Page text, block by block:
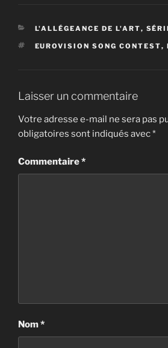
CATÉGORIES
L'ALLÉGEANCE DE L'ART,
ÉTIQUETTES
EUROVISION SONG CONTEST,
Laisser un commentaire
Votre adresse e-mail ne sera pas
obligatoires sont indiqués avec*
Commentaire*
Nom*